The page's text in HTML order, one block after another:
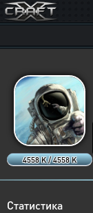
4558 K / 4558 K
Статистика